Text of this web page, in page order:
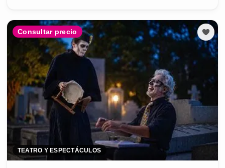
Consultar precio
TEATRO Y ESPECTÁCULOS